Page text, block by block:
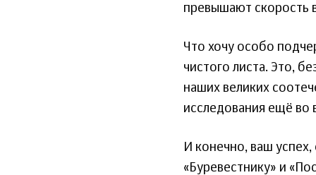
превышают скорость
Что хочу особо
чистого листа. Это,
наших великих
исследования ещё во
И конечно, ваш
«Буревестнику» и